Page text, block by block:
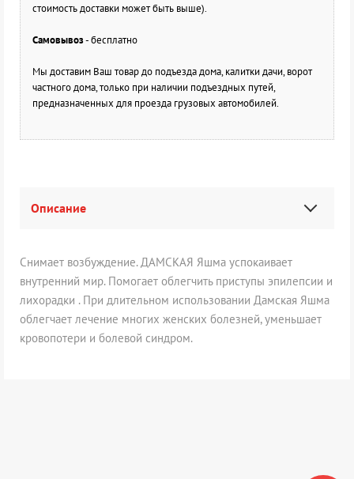
стоимость доставки может быть выше).
Самовывоз- бесплатно
Мы доставим Ваш товар до подъезда дома, калитки дачи, ворот
частного дома, только при наличии подъездных путей,
предназначенных для проезда грузовых автомобилей.
Описание
Снимает возбуждение. ДАМСКАЯ Яшма успокаивает
внутренний мир. Помогает облегчить приступы эпилепсии и
лихорадки . При длительном использовании Дамская Яшма
облегчает лечение многих женских болезней, уменьшает
кровопотери и болевой синдром.